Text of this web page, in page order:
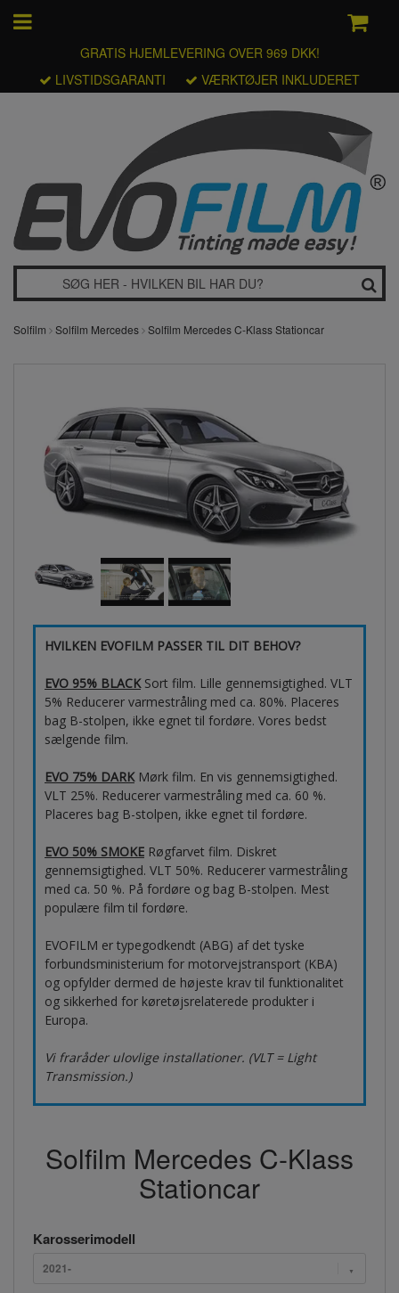
GRATIS HJEMLEVERING OVER 969 DKK!
LIVSTIDSGARANTI
VÆRKTØJER INKLUDERET
Solfilm Solfilm Mercedes Solfilm Mercedes C-Klass Stationcar
HVILKEN EVOFILM PASSER TIL DIT BEHOV?
EVO 95% BLACKSort film. Lille gennemsigtighed. VLT
5% Reducerer varmestråling med ca. 80%. Placeres
bag B-stolpen, ikke egnet til fordøre. Vores bedst
sælgende film.
EVO 75% DARKMørk film. En vis gennemsigtighed.
VLT 25%. Reducerer varmestråling med ca. 60 %.
Placeres bag B-stolpen, ikke egnet til fordøre.
EVO 50% SMOKE Røgfarvet film. Diskret
gennemsigtighed. VLT 50%. Reducerer varmestråling
med ca. 50 %. På fordøre og bag B-stolpen. Mest
populære film til fordøre.
EVOFILM er typegodkendt (ABG) af det tyske
forbundsministerium for motorvejstransport (KBA)
og opfylder dermed de højeste krav til funktionalitet
og sikkerhed for køretøjsrelaterede produkter i
Europa.
Vi fraråder ulovlige installationer. (VLT = Light
Transmission.)
Solfilm Mercedes C-Klass
Stationcar
Karosserimodell
2021-